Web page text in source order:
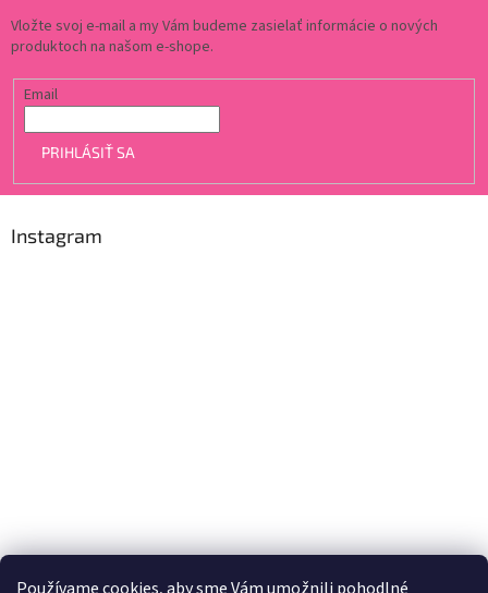
Vložte svoj e-mail a my Vám budeme zasielať informácie o nových
produktoch na našom e-shope.
Email
PRIHLÁSIŤ SA
Instagram